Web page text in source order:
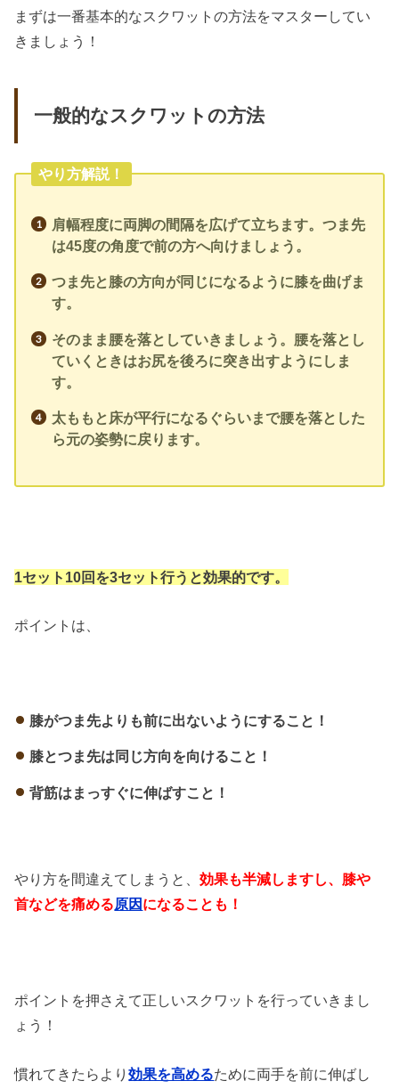
まずは一番基本的なスクワットの方法をマスターしてい
きましょう！
一般的なスクワットの方法
やり方解説！
肩幅程度に両脚の間隔を広げて立ちます。つま先
は45度の角度で前の方へ向けましょう。
つま先と膝の方向が同じになるように膝を曲げま
す。
そのまま腰を落としていきましょう。腰を落とし
ていくときはお尻を後ろに突き出すようにしま
す。
太ももと床が平行になるぐらいまで腰を落とした
ら元の姿勢に戻ります。
1セット10回を3セット行うと効果的です。
ポイントは、
膝がつま先よりも前に出ないようにすること！
膝とつま先は同じ方向を向けること！
背筋はまっすぐに伸ばすこと！
やり方を間違えてしまうと、効果も半減しますし、膝や
首などを痛める原因 になることも！
ポイントを押さえて正しいスクワットを行っていきまし
ょう！
慣れてきたらより効果を高めるために両手を前に伸ばし